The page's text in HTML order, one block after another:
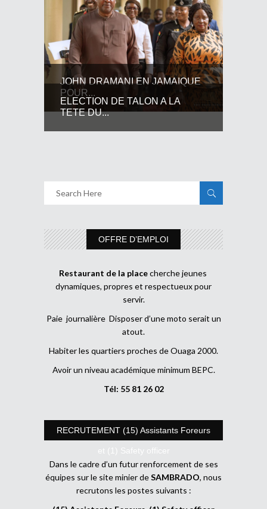
JOHN DRAMANI EN JAMAIQUE
POUR...
ELECTION DE TALON A LA
TETE DU...
OFFRE D’EMPLOI
Restaurant de la placecherche jeunes
dynamiques, propres et respectueux pour
servir.
Paie journalière Disposer d’une moto serait un
atout.
Habiter les quartiers proches de Ouaga 2000.
Avoir un niveau académique minimum BEPC.
Tél: 55 81 26 02
RECRUTEMENT (15) Assistants Foreurs
et (1) Safety officer
Dans le cadre d’un futur renforcement de ses
équipes sur le site minier deSAMBRADO, nous
recrutons les postes suivants :